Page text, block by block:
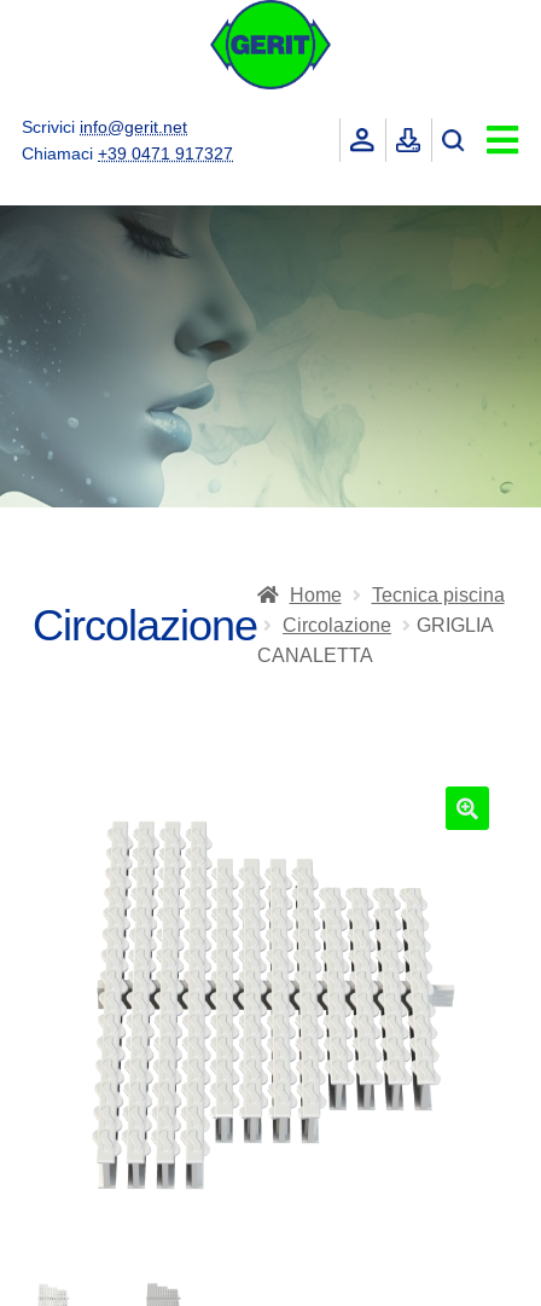
Scrivici info@gerit.net
Chiamaci +39 0471 917327
Circolazione
Home
Tecnica piscina
Circolazione
GRIGLIA
CANALETTA